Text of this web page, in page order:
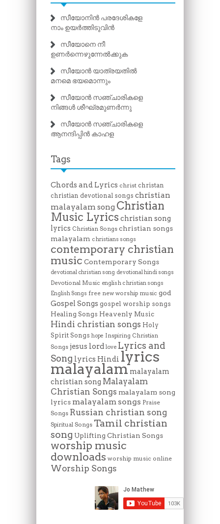
സീയോനിൻ പരദേശികളേ
നാം ഉയർത്തിടുവിൻ
സീയോനെ നീ
ഉണർന്നെഴുന്നേൽക്കുക
സീയോൻ യാത്രയതിൽ
മനമെ ഭയമൊന്നും
സീയോൻ സഞ്ചാരികളെ
നിങ്ങൾ ശീഘ്രമുണർന്നു
സീയോൻ സഞ്ചാരികളെ
ആനന്ദിപ്പിൻ കാഹള
Tags
Chords and Lyrics christ christan
christian devotional songs christian
malayalam song Christian
Music Lyrics christian song
lyrics Christian Songs christian songs
malayalam christians songs
contemporary christian
music Contemporary Songs
devotional christian song devotional hindi songs
Devotional Music english christian songs
English Songs free new worship music god
Gospel Songs gospel worship songs
Healing Songs Heavenly Music
Hindi christian songs Holy
Spirit Songs hope Inspiring Christian
Songs jesus lord love Lyrics and
Song lyrics Hindi lyrics
malayalam malayalam
christian song Malayalam
Christian Songs malayalam song
lyrics malayalam songs Praise
Songs Russian christian song
Spiritual Songs Tamil christian
song Uplifting Christian Songs
worship music
downloads worship music online
Worship Songs